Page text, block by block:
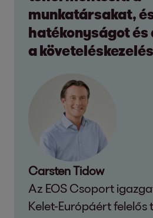
munkatársakat,
hatékonyságot és
a
Carsten Tidow
Az EOS Csoport
Kelet-Európáért felelős